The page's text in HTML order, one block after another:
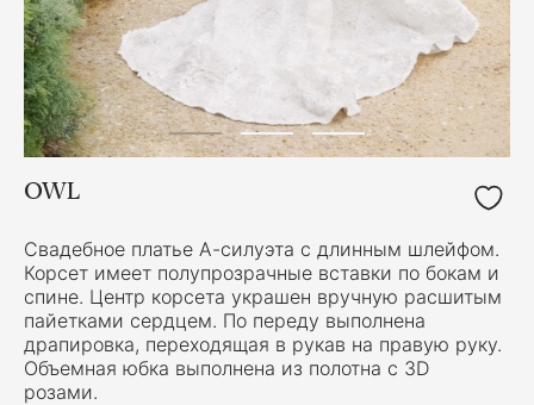
OWL
Свадебное платье А-силуэта с длинным шлейфом.
Корсет имеет полупрозрачные вставки по бокам и
спине. Центр корсета украшен вручную расшитым
пайетками сердцем. По переду выполнена
драпировка, переходящая в рукав на правую руку.
Объемная юбка выполнена из полотна с 3D
розами.